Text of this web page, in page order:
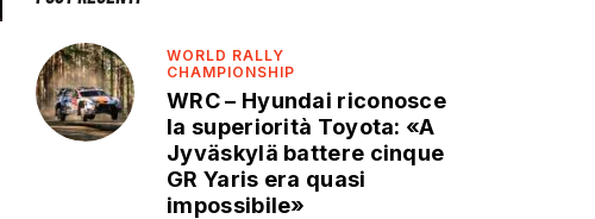
WORLD RALLY
CHAMPIONSHIP
WRC – Hyundai riconosce
la superiorità Toyota: «A
Jyväskylä battere cinque
GR Yaris era quasi
impossibile»